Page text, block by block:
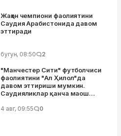
Жаҳон чемпиони фаолиятини
Саудия Арабистонида давом
эттиради
бугун, 08:50 2
"Манчестер Сити" футболчиси
фаолиятини "Ал Ҳилол"да
давом эттириши мумкин.
Саудияликлар қанча маош
4 авг, 09:55 0